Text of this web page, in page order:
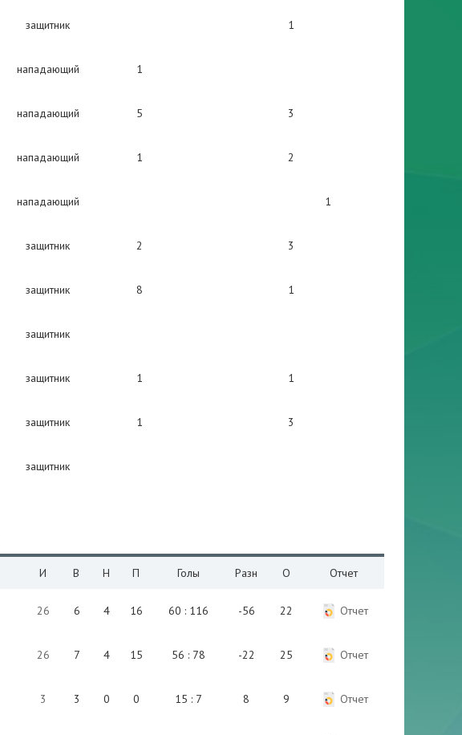
защитник 1
нападающий 1
нападающий 5 3
нападающий 1 2
нападающий 1
защитник 2 3
защитник 8 1
защитник
защитник 1 1
защитник 1 3
защитник
И В Н П Голы Разн О Отчет
26 6 4 16 60 : 116 -56 22 Отчет
26 7 4 15 56 : 78 -22 25 Отчет
3 3 0 0 15 : 7 8 9 Отчет